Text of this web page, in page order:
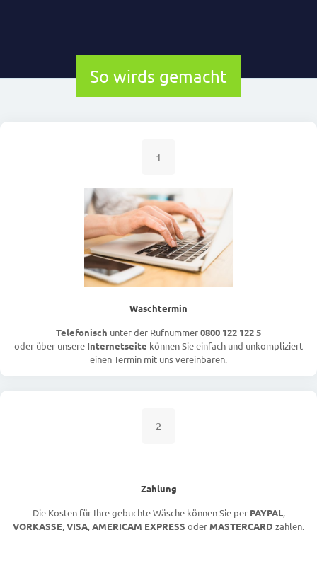
So wirds gemacht
1
Waschtermin
Telefonisch unter der Rufnummer0800 122 122 5
oder über unsere Internetseite können Sie einfach und unkompliziert
einen Termin mit uns vereinbaren.
2
Zahlung
Die Kosten für Ihre gebuchte Wäsche können Sie per PAYPAL,
VORKASSE,VISA,AMERICAM EXPRESS oder MASTERCARD zahlen.